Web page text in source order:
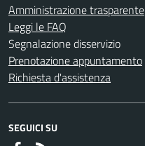
Amministrazione trasparente
Leggi le FAQ
Segnalazione disservizio
Prenotazione appuntamento
Richiesta d'assistenza
SEGUICI SU